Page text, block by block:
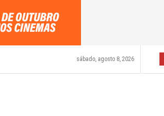
sábado, agosto 8, 2026